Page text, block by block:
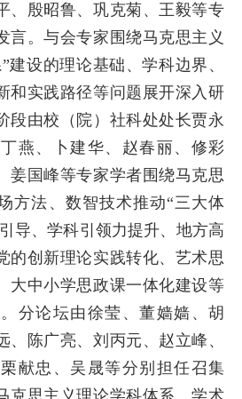
、殷昭鲁、巩克菊、王毅等专
言。与会专家围绕马克思主义
建设的理论基础、学科边界、
和实践路径等问题展开深入研
段由校（院）社科处处长贾永
燕、卜建华、赵春丽、修彩
姜国峰等专家学者围绕马克思
方法、数智技术推动“三大体
导、学科引领力提升、地方高
的创新理论实践转化、艺术思
大中小学思政课一体化建设等
分论坛由徐莹、董嫱嫱、胡
、陈广亮、刘丙元、赵立峰、
献忠、吴晟等分别担任召集